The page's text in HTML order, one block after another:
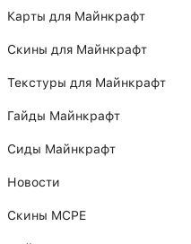
Карты для Майнкрафт
Скины для Майнкрафт
Текстуры для Майнкрафт
Гайды Майнкрафт
Сиды Майнкрафт
Новости
Скины MCPE